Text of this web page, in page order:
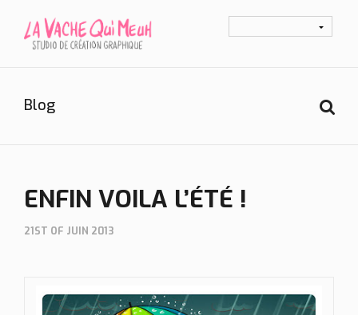
Blog
ENFIN VOILA L’ÉTÉ !
21ST OF JUIN 2013